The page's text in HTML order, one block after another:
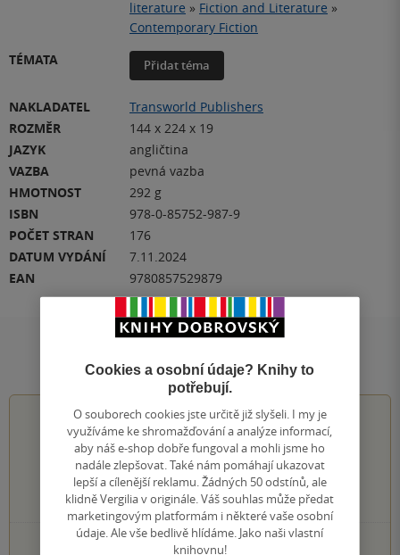
literature » Fiction and Literature »
Contemporary Fiction
TÉMATA
Přidat téma
NAKLADATEL
Transworld Publishers
ROZMĚR
144 x 224 x 19
JAZYK
angličtina
VAZBA
pevná vazba
HMOTNOST
292 g
ISBN
978-0-85752-987-9
POČET STRAN
176
DATUM VYDÁNÍ
7.11.2024
EAN
9780857529879
Hodnocení a recenze čtenářů
4.5z5
2hodnocení čtenářů
5 hvězdiček
Cookies a osobní údaje? Knihy to
potřebují.
O souborech cookies jste určitě již slyšeli. I my je
využíváme ke shromažďování a analýze informací,
aby náš e-shop dobře fungoval a mohli jsme ho
nadále zlepšovat. Také nám pomáhají ukazovat
lepší a cílenější reklamu. Žádných 50 odstínů, ale
klidně Vergilia v originále. Váš souhlas může předat
marketingovým platformám i některé vaše osobní
údaje. Ale vše bedlivě hlídáme. Jako naši vlastní
knihovnu!